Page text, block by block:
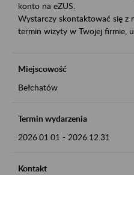
konto na eZUS.
Wystarczy skontaktować się z
termin wizyty w Twojej firmie,
Miejscowość
Bełchatów
Termin wydarzenia
2026.01.01 - 2026.12.31
Kontakt